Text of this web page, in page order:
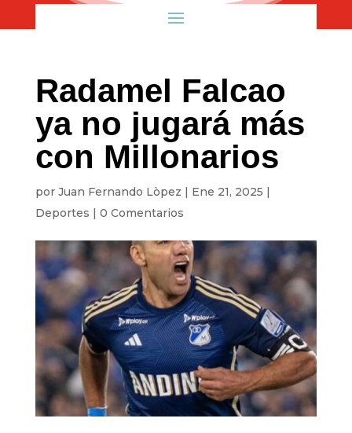
Radamel Falcao
ya no jugará más
con Millonarios
por Juan Fernando Lòpez | Ene 21, 2025 |
Deportes | 0 Comentarios